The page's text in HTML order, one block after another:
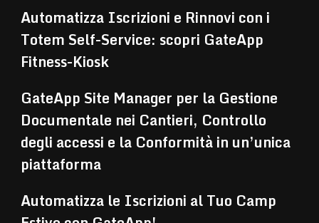
Automatizza Iscrizioni e Rinnovi con i
Totem Self-Service: scopri GateApp
Fitness-Kiosk
GateApp Site Manager per la Gestione
Documentale nei Cantieri, Controllo
degli accessi e la Conformità in un’unica
piattaforma
Automatizza le Iscrizioni al Tuo Camp